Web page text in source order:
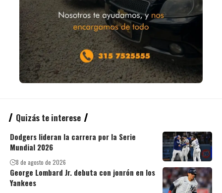
Quizás te interese
Dodgers lideran la carrera por la Serie
Mundial 2026
8 de agosto de 2026
George Lombard Jr. debuta con jonrón en los
Yankees